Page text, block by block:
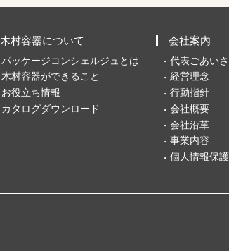
木村容器について
パッケージコンシェルジュとは
木村容器ができること
お役立ち情報
カタログダウンロード
会社案内
代表ごあい
経営理念
行動指針
会社概要
会社沿革
事業内容
個人情報保